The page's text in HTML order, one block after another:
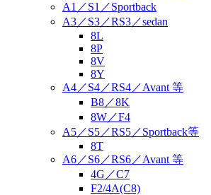
A1／S1／Sportback
A3／S3／RS3／sedan
8L
8P
8V
8Y
A4／S4／RS4／Avant 等
B8／8K
8W／F4
A5／S5／RS5／Sportback等
8T
A6／S6／RS6／Avant 等
4G／C7
F2/4A(C8)